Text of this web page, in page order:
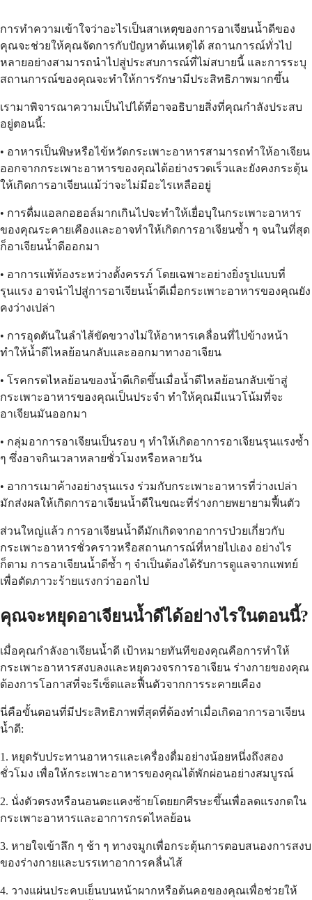
การทำความเข้าใจว่าอะไรเป็นสาเหตุของการอาเจียนน้ำดีของ
คุณจะช่วยให้คุณจัดการกับปัญหาต้นเหตุได้ สถานการณ์ทั่วไป
หลายอย่างสามารถนำไปสู่ประสบการณ์ที่ไม่สบายนี้ และการระบุ
สถานการณ์ของคุณจะทำให้การรักษามีประสิทธิภาพมากขึ้น
เรามาพิจารณาความเป็นไปได้ที่อาจอธิบายสิ่งที่คุณกำลังประสบ
อยู่ตอนนี้:
• อาหารเป็นพิษหรือไข้หวัดกระเพาะอาหารสามารถทำให้อาเจียน
ออกจากกระเพาะอาหารของคุณได้อย่างรวดเร็วและยังคงกระตุ้น
ให้เกิดการอาเจียนแม้ว่าจะไม่มีอะไรเหลืออยู่
• การดื่มแอลกอฮอล์มากเกินไปจะทำให้เยื่อบุในกระเพาะอาหาร
ของคุณระคายเคืองและอาจทำให้เกิดการอาเจียนซ้ำ ๆ จนในที่สุด
ก็อาเจียนน้ำดีออกมา
• อาการแพ้ท้องระหว่างตั้งครรภ์ โดยเฉพาะอย่างยิ่งรูปแบบที่
รุนแรง อาจนำไปสู่การอาเจียนน้ำดีเมื่อกระเพาะอาหารของคุณยัง
คงว่างเปล่า
• การอุดตันในลำไส้ขัดขวางไม่ให้อาหารเคลื่อนที่ไปข้างหน้า
ทำให้น้ำดีไหลย้อนกลับและออกมาทางอาเจียน
• โรคกรดไหลย้อนของน้ำดีเกิดขึ้นเมื่อน้ำดีไหลย้อนกลับเข้าสู่
กระเพาะอาหารของคุณเป็นประจำ ทำให้คุณมีแนวโน้มที่จะ
อาเจียนมันออกมา
• กลุ่มอาการอาเจียนเป็นรอบ ๆ ทำให้เกิดอาการอาเจียนรุนแรงซ้ำ
ๆ ซึ่งอาจกินเวลาหลายชั่วโมงหรือหลายวัน
• อาการเมาค้างอย่างรุนแรง ร่วมกับกระเพาะอาหารที่ว่างเปล่า
มักส่งผลให้เกิดการอาเจียนน้ำดีในขณะที่ร่างกายพยายามฟื้นตัว
ส่วนใหญ่แล้ว การอาเจียนน้ำดีมักเกิดจากอาการป่วยเกี่ยวกับ
กระเพาะอาหารชั่วคราวหรือสถานการณ์ที่หายไปเอง อย่างไร
ก็ตาม การอาเจียนน้ำดีซ้ำ ๆ จำเป็นต้องได้รับการดูแลจากแพทย์
เพื่อตัดภาวะร้ายแรงกว่าออกไป
คุณจะหยุดอาเจียนน้ำดีได้อย่างไรในตอนนี้?
เมื่อคุณกำลังอาเจียนน้ำดี เป้าหมายทันทีของคุณคือการทำให้
กระเพาะอาหารสงบลงและหยุดวงจรการอาเจียน ร่างกายของคุณ
ต้องการโอกาสที่จะรีเซ็ตและฟื้นตัวจากการระคายเคือง
นี่คือขั้นตอนที่มีประสิทธิภาพที่สุดที่ต้องทำเมื่อเกิดอาการอาเจียน
น้ำดี:
1. หยุดรับประทานอาหารและเครื่องดื่มอย่างน้อยหนึ่งถึงสอง
ชั่วโมง เพื่อให้กระเพาะอาหารของคุณได้พักผ่อนอย่างสมบูรณ์
2. นั่งตัวตรงหรือนอนตะแคงซ้ายโดยยกศีรษะขึ้นเพื่อลดแรงกดใน
กระเพาะอาหารและอาการกรดไหลย้อน
3. หายใจเข้าลึก ๆ ช้า ๆ ทางจมูกเพื่อกระตุ้นการตอบสนองการสงบ
ของร่างกายและบรรเทาอาการคลื่นไส้
4. วางแผ่นประคบเย็นบนหน้าผากหรือต้นคอของคุณเพื่อช่วยให้